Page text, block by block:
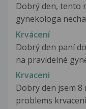
Dobrý den, tento
gynekologa
Krvácení
Dobrý den paní
na pravidelné
Krvaceni
Dobry den jsem
problems